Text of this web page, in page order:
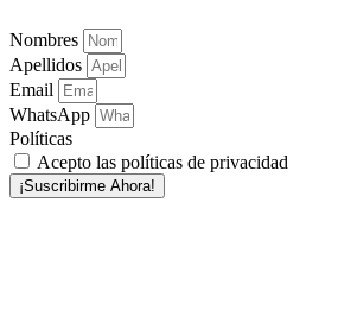
Nombres
Apellidos
Email
WhatsApp
Políticas
Acepto las políticas de privacidad
¡Suscribirme Ahora!